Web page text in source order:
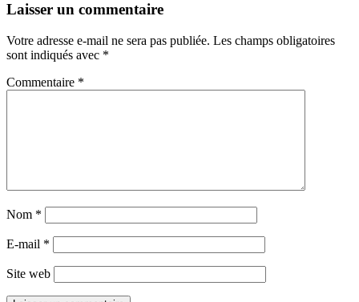
Laisser un commentaire
Votre adresse e-mail ne sera pas publiée. Les champs obligatoires
sont indiqués avec *
Commentaire *
Nom *
E-mail *
Site web